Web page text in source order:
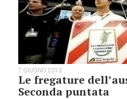
7 GIUGNO 2013
Le fregature
Seconda puntata